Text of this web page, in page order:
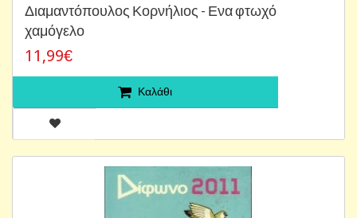
Διαμαντόπουλος Κορνήλιος - Ενα φτωχό
χαμόγελο
11,99€
Καλάθι